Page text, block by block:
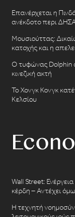
Επανέρχεται η
ανέκδοτο περι
Μουσιούττας:
κατοχής και η
Ο τυφώνας Dolphin
κινεζική ακτή
Το Χονγκ Κονγκ
Κελσίου
Wall Street:
κέρδη – Αντέχει
Η τεχνητή